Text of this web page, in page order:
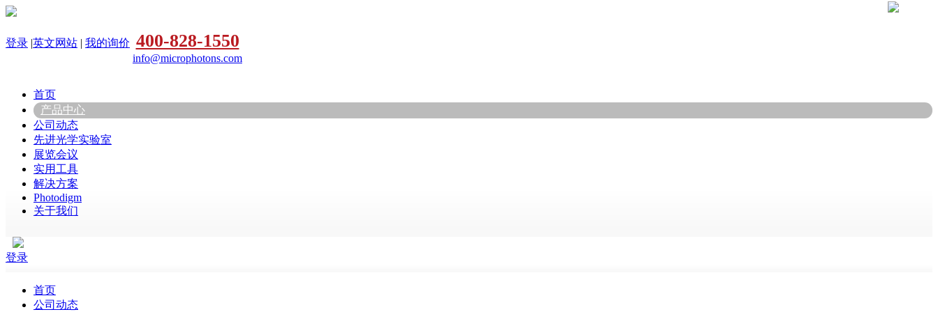
登录 |英文网站 | 我的询价 400-828-1550
info@microphotons.com
首页
产品中心
公司动态
先进光学实验室
展览会议
实用工具
解决方案
Photodigm
关于我们
登录
首页
公司动态